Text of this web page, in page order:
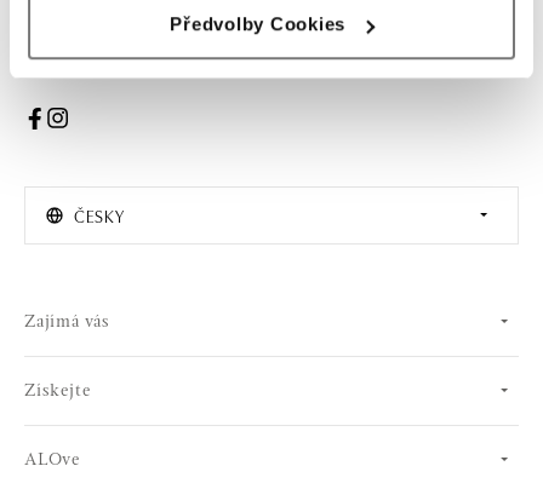
Předvolby Cookies
ČESKY
Zajímá vás
Získejte
ALOve